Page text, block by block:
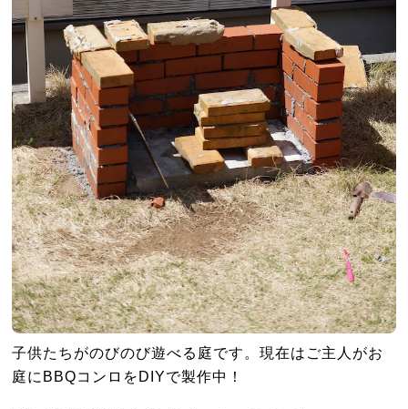
子供たちがのびのび遊べる庭です。現在はご主人がお
庭にBBQコンロをDIYで製作中！